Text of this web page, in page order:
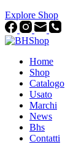
Explore Shop
Home
Shop
Catalogo
Usato
Marchi
News
Bhs
Contatti